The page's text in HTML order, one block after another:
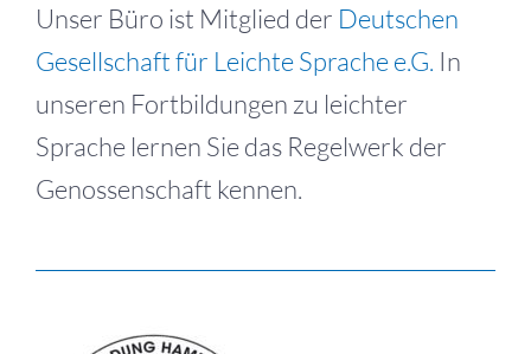
Unser Büro ist Mitglied der Deutschen
Gesellschaft für Leichte Sprache e.G. In
unseren Fortbildungen zu leichter
Sprache lernen Sie das Regelwerk der
Genossenschaft kennen.